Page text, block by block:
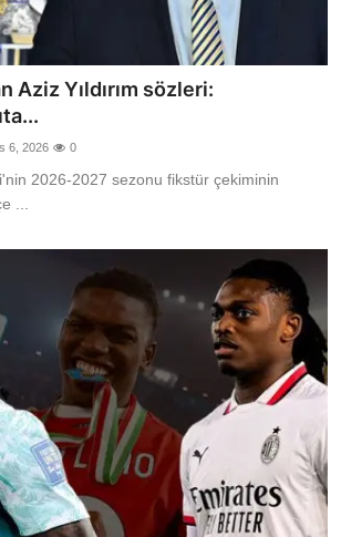
Aziz Yıldırım sözleri:
6, 2026 0
2026-2027 sezonu fikstür çekiminin
...